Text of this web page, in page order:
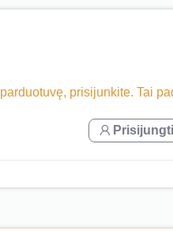
prisijunkite. Tai